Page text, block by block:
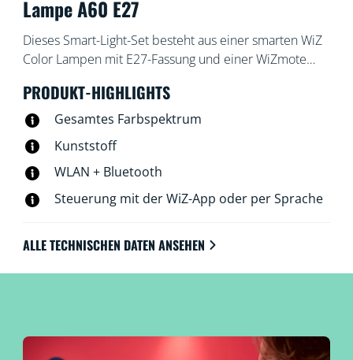
Lampe A60 E27
Dieses Smart-Light-Set besteht aus einer smarten WiZ
Color Lampen mit E27-Fassung und einer WiZmote
Sprachsteuerung dimmbar. Außerdem gibt es in der
WLAN-Einrichtung voreingestellte Lichtmodi.
PRODUKT-HIGHLIGHTS
Gesamtes Farbspektrum
Kunststoff
WLAN + Bluetooth
Steuerung mit der WiZ-App oder per Sprache
ALLE TECHNISCHEN DATEN ANSEHEN